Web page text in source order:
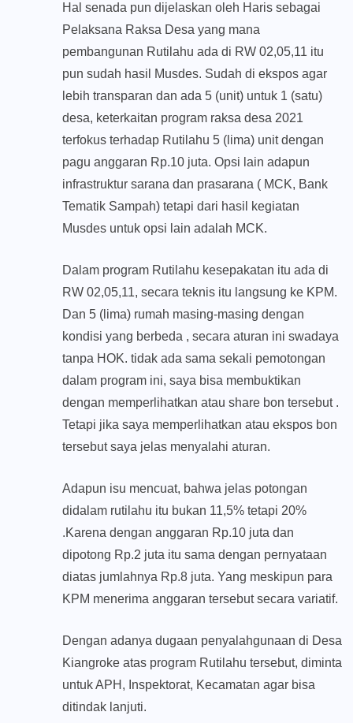
Hal senada pun dijelaskan oleh Haris sebagai
Pelaksana Raksa Desa yang mana
pembangunan Rutilahu ada di RW 02,05,11 itu
pun sudah hasil Musdes. Sudah di ekspos agar
lebih transparan dan ada 5 (unit) untuk 1 (satu)
desa, keterkaitan program raksa desa 2021
terfokus terhadap Rutilahu 5 (lima) unit dengan
pagu anggaran Rp.10 juta. Opsi lain adapun
infrastruktur sarana dan prasarana ( MCK, Bank
Tematik Sampah) tetapi dari hasil kegiatan
Musdes untuk opsi lain adalah MCK.
Dalam program Rutilahu kesepakatan itu ada di
RW 02,05,11, secara teknis itu langsung ke KPM.
Dan 5 (lima) rumah masing-masing dengan
kondisi yang berbeda , secara aturan ini swadaya
tanpa HOK. tidak ada sama sekali pemotongan
dalam program ini, saya bisa membuktikan
dengan memperlihatkan atau share bon tersebut .
Tetapi jika saya memperlihatkan atau ekspos bon
tersebut saya jelas menyalahi aturan.
Adapun isu mencuat, bahwa jelas potongan
didalam rutilahu itu bukan 11,5% tetapi 20%
.Karena dengan anggaran Rp.10 juta dan
dipotong Rp.2 juta itu sama dengan pernyataan
diatas jumlahnya Rp.8 juta. Yang meskipun para
KPM menerima anggaran tersebut secara variatif.
Dengan adanya dugaan penyalahgunaan di Desa
Kiangroke atas program Rutilahu tersebut, diminta
untuk APH, Inspektorat, Kecamatan agar bisa
ditindak lanjuti.